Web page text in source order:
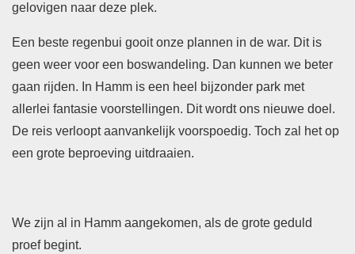
gelovigen naar deze plek.
Een beste regenbui gooit onze plannen in de war. Dit is
geen weer voor een boswandeling. Dan kunnen we beter
gaan rijden. In Hamm is een heel bijzonder park met
allerlei fantasie voorstellingen. Dit wordt ons nieuwe doel.
De reis verloopt aanvankelijk voorspoedig. Toch zal het op
een grote beproeving uitdraaien.
We zijn al in Hamm aangekomen, als de grote geduld
proef begint.